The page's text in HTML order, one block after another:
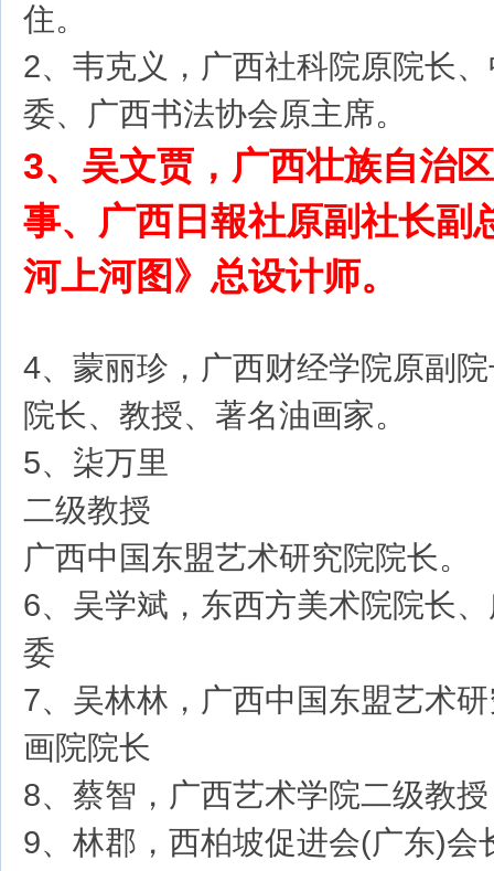
住。
2、韦克义，广西社科院原院长
委、广西书法协会原主席。
3、吴文贾，广西壮族自治
事、广西日報社原副社长副
河上河图》总设计师。
4、蒙丽珍，广西财经学院原副
院长、教授、著名油画家。
5、柒万里
二级教授
广西中国东盟艺术研究院院长。
6、吴学斌，东西方美术院院长
委
7、吴林林，广西中国东盟艺术
画院院长
8、蔡智，广西艺术学院二级教授
9、林郡，西柏坡促进会(广东)会